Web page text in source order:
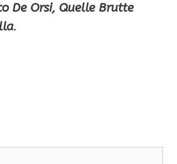
De Orsi, Quelle Brutte
.